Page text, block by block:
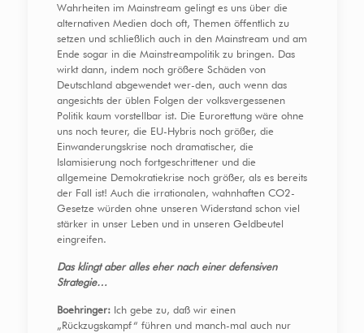
Wahrheiten im Mainstream gelingt es uns über die
alternativen Medien doch oft, Themen öffentlich zu
setzen und schließlich auch in den Mainstream und am
Ende sogar in die Mainstreampolitik zu bringen. Das
wirkt dann, indem noch größere Schäden von
Deutschland abgewendet wer-den, auch wenn das
angesichts der üblen Folgen der volksvergessenen
Politik kaum vorstellbar ist. Die Eurorettung wäre ohne
uns noch teurer, die EU-Hybris noch größer, die
Einwanderungskrise noch dramatischer, die
Islamisierung noch fortgeschrittener und die
allgemeine Demokratiekrise noch größer, als es bereits
der Fall ist! Auch die irrationalen, wahnhaften CO2-
Gesetze würden ohne unseren Widerstand schon viel
stärker in unser Leben und in unseren Geldbeutel
eingreifen.
Das klingt aber alles eher nach einer defensiven
Strategie…
Boehringer: Ich gebe zu, daß wir einen
„Rückzugskampf“ führen und manch-mal auch nur